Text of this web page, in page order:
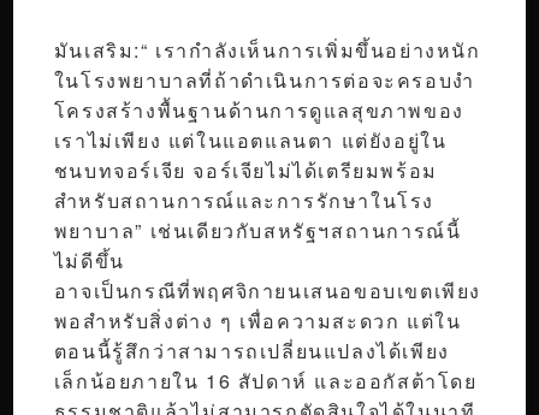
มันเสริม:“ เรากำลังเห็นการเพิ่มขึ้นอย่างหนัก
ในโรงพยาบาลที่ถ้าดำเนินการต่อจะครอบงำ
โครงสร้างพื้นฐานด้านการดูแลสุขภาพของ
เราไม่เพียง แต่ในแอตแลนตา แต่ยังอยู่ใน
ชนบทจอร์เจีย จอร์เจียไม่ได้เตรียมพร้อม
สำหรับสถานการณ์และการรักษาในโรง
พยาบาล” เช่นเดียวกับสหรัฐฯสถานการณ์นี้
ไม่ดีขึ้น
อาจเป็นกรณีที่พฤศจิกายนเสนอขอบเขตเพียง
พอสำหรับสิ่งต่าง ๆ เพื่อความสะดวก แต่ใน
ตอนนี้รู้สึกว่าสามารถเปลี่ยนแปลงได้เพียง
เล็กน้อยภายใน 16 สัปดาห์ และออกัสต้าโดย